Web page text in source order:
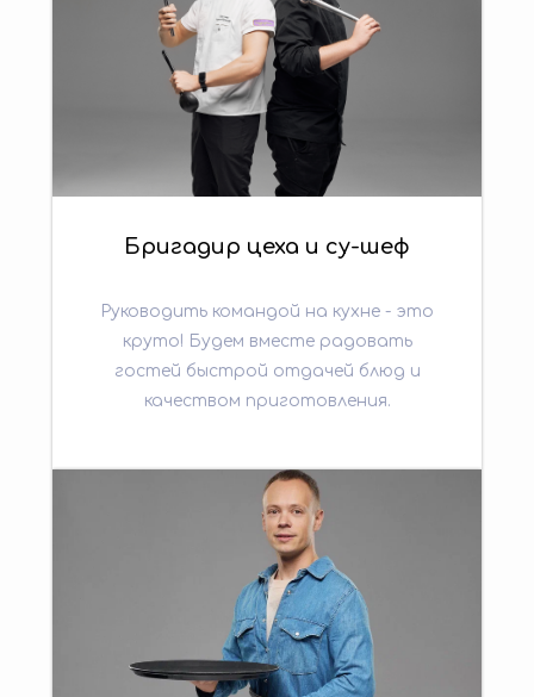
Бригадир цеха и су-шеф
Руководить командой на кухне - это
круто! Будем вместе радовать
гостей быстрой отдачей блюд и
качеством приготовления.